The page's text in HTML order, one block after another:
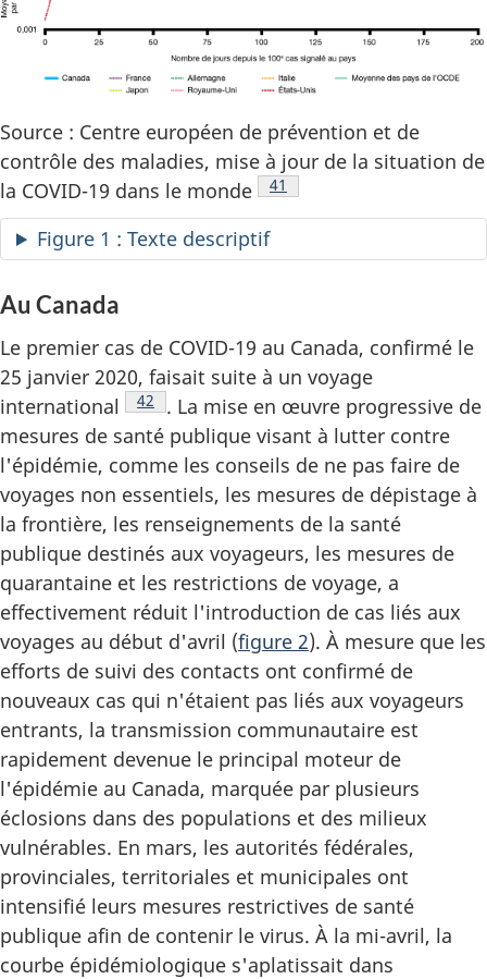
Source : Centre européen de prévention et de
contrôle des maladies, mise à jour de la situation de
la COVID-19 dans le monde
Note de bas de page
41
Figure 1 : Texte descriptif
Au Canada
Le premier cas de COVID-19 au Canada, confirmé le
25 janvier 2020, faisait suite à un voyage
international
Note de bas de page
42
. La mise en œuvre progressive de
mesures de santé publique visant à lutter contre
l'épidémie, comme les conseils de ne pas faire de
voyages non essentiels, les mesures de dépistage à
la frontière, les renseignements de la santé
publique destinés aux voyageurs, les mesures de
quarantaine et les restrictions de voyage, a
effectivement réduit l'introduction de cas liés aux
voyages au début d'avril (figure 2). À mesure que les
efforts de suivi des contacts ont confirmé de
nouveaux cas qui n'étaient pas liés aux voyageurs
entrants, la transmission communautaire est
rapidement devenue le principal moteur de
l'épidémie au Canada, marquée par plusieurs
éclosions dans des populations et des milieux
vulnérables. En mars, les autorités fédérales,
provinciales, territoriales et municipales ont
intensifié leurs mesures restrictives de santé
publique afin de contenir le virus. À la mi-avril, la
courbe épidémiologique s'aplatissait dans